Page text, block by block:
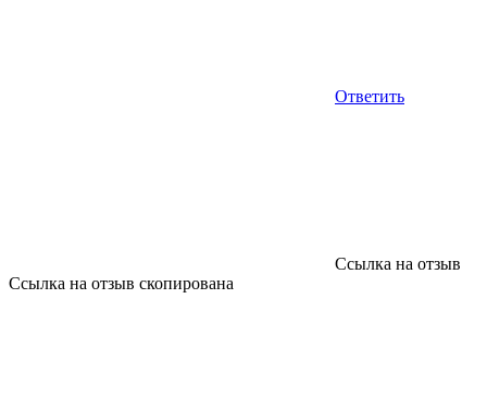
Ответить
Ссылка на отзыв
Ссылка на отзыв скопирована